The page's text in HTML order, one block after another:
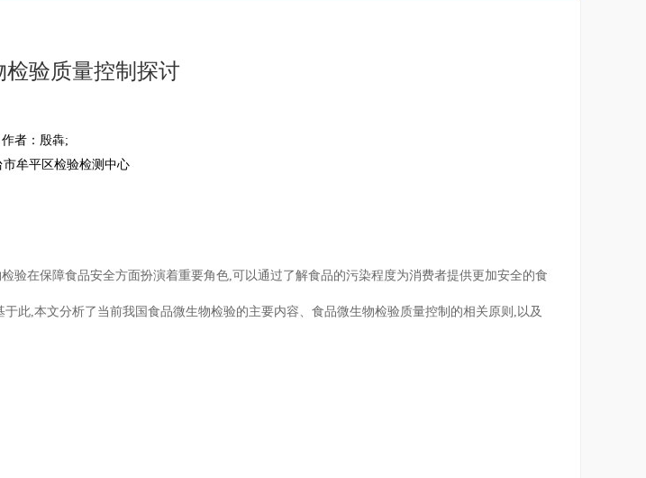
检验质量控制探讨
作者：殷犇;
市牟平区检验检测中心
验在保障食品安全方面扮演着重要角色,可以通过了解食品的污染程度为消费者提供更加安全的食
此,本文分析了当前我国食品微生物检验的主要内容、食品微生物检验质量控制的相关原则,以及